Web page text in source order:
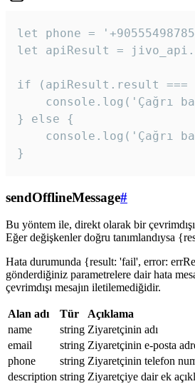
let phone =
let apiResult =
if (apiResult.result
console.log('Çağrı
} else {
console.log('Çağrı
}
sendOfflineMessage#
Bu yöntem ile, direkt olarak bir
Eğer değişkenler doğru tanımlandıysa
Hata durumunda {result: 'fail', error:
gönderdiğiniz parametrelere dair hata
çevrimdışı mesajın iletilemediğidir.
Alan adı Tür
Açıklama
name
string Ziyaretçinin adı
email
string Ziyaretçinin e-posta
phone
string Ziyaretçinin telefon
description string Ziyaretçiye dair ek